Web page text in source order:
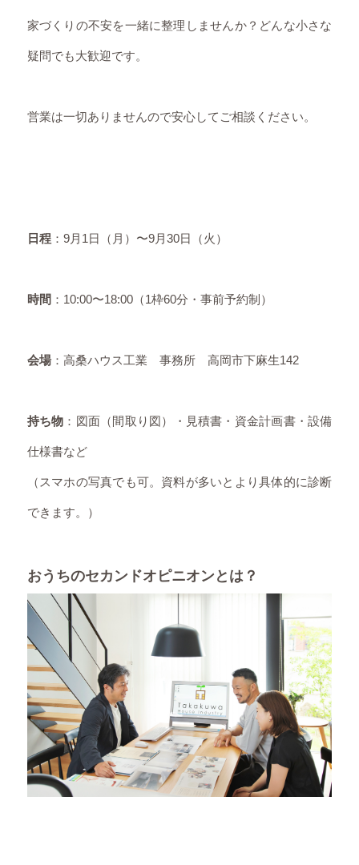
家づくりの不安を一緒に整理しませんか？どんな小さな
疑問でも大歓迎です。
営業は一切ありませんので安心してご相談ください。
日程：9月1日（月）〜9月30日（火）
時間 ：10:00〜18:00（1枠60分・事前予約制）
会場：高桑ハウス工業 事務所 高岡市下麻生142
持ち物 ：図面（間取り図）・見積書・資金計画書・設備
仕様書など
（スマホの写真でも可。資料が多いとより具体的に診断
できます。）
おうちのセカンドオピニオンとは？